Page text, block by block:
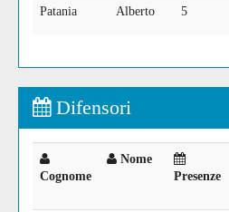
Patania Alberto 5
Difensori
Cognome
Nome
Presenze